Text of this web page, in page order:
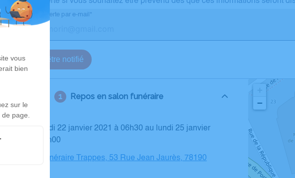
Recevoir une alerte par e-mail*
Je veux être notifié
Repos en salon funéraire
2021 à 10h00
Maison Funéraire Trappes, 53 Rue Jean Jaurès, 78190
−